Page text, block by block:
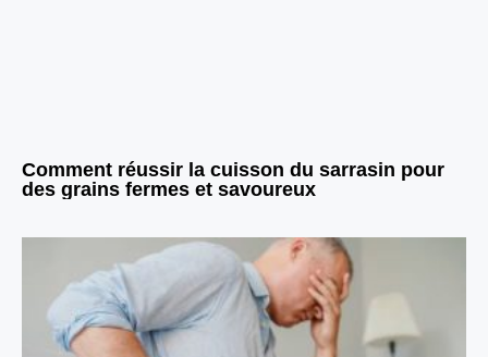
Comment réussir la cuisson du sarrasin pour
des grains fermes et savoureux